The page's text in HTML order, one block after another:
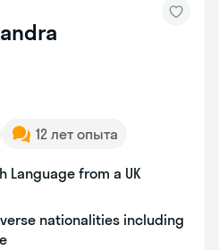
12 лет опыта
Language from a UK
nationalities including